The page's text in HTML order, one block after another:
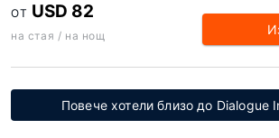
ОТ USD 82
на стая / на нощ
Повече хотели близо до Dialogue